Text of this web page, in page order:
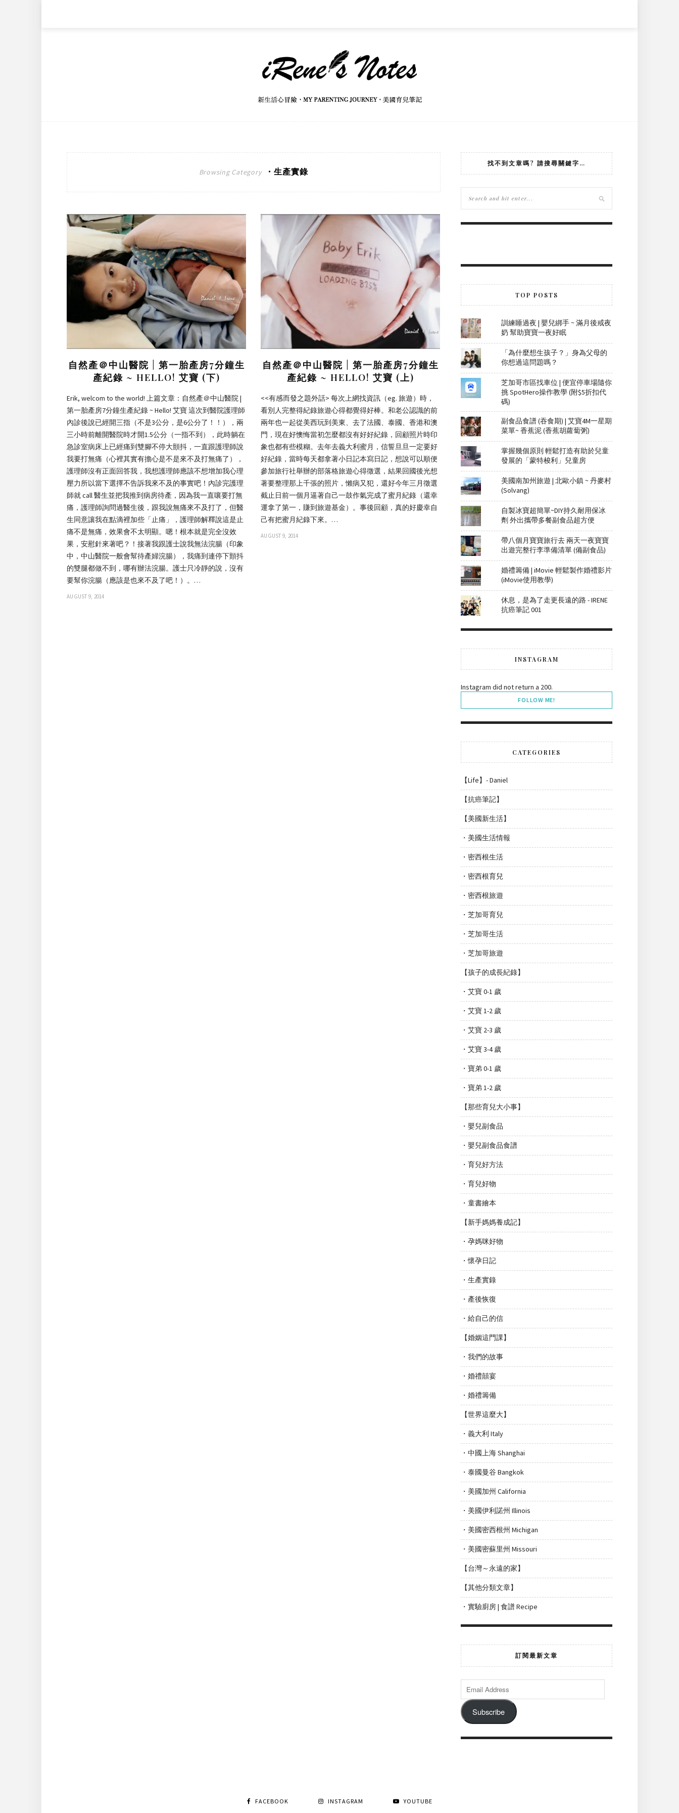
Browsing Category ・生產實錄
自然產＠中山醫院 | 第一胎產房7分鐘生
產紀錄 ~ HELLO! 艾寶 (下)
Erik, welcom to the world! 上篇文章：自然產＠中山醫院 |
第一胎產房7分鐘生產紀錄 ~ Hello! 艾寶 這次到醫院護理師
內診後說已經開三指（不是3公分，是6公分了！！），兩
三小時前離開醫院時才開1.5公分（一指不到），此時躺在
急診室病床上已經痛到雙腳不停大顫抖，一直跟護理師說
我要打無痛（心裡其實有擔心是不是來不及打無痛了），
護理師沒有正面回答我，我想護理師應該不想增加我心理
壓力所以當下選擇不告訴我來不及的事實吧！內診完護理
師就 call 醫生並把我推到病房待產，因為我一直嚷要打無
痛，護理師詢問過醫生後，跟我說無痛來不及打了，但醫
生同意讓我在點滴裡加些「止痛」，護理師解釋說這是止
痛不是無痛，效果會不太明顯。嗯！根本就是完全沒效
果，安慰針來著吧？！接著我跟護士說我無法浣腸（印象
中，中山醫院一般會幫待產婦浣腸），我痛到連停下顫抖
的雙腿都做不到，哪有辦法浣腸。護士只冷靜的說，沒有
要幫你浣腸（應該是也來不及了吧！）。…
AUGUST 9, 2014
自然產＠中山醫院 | 第一胎產房7分鐘生
產紀錄 ~ HELLO! 艾寶 (上)
<<有感而發之題外話> 每次上網找資訊（eg. 旅遊）時，
看別人完整得紀錄旅遊心得都覺得好棒。和老公認識的前
兩年也一起從美西玩到美東、去了法國、泰國、香港和澳
門，現在好懊悔當初怎麼都沒有好好紀錄，回顧照片時印
象也都有些模糊。去年去義大利蜜月，信誓旦旦一定要好
好紀錄，當時每天都拿著小日記本寫日記，想說可以順便
參加旅行社舉辦的部落格旅遊心得徵選，結果回國後光想
著要整理那上千張的照片，懶病又犯，還好今年三月徵選
截止日前一個月逼著自己一鼓作氣完成了蜜月紀錄（還幸
運拿了第一，賺到旅遊基金）。事後回顧，真的好慶幸自
己有把蜜月紀錄下來。…
AUGUST 9, 2014
找不到文章嗎? 請搜尋關鍵字…
TOP POSTS
訓練睡過夜 | 嬰兒綁手 ~ 滿月後戒夜
奶 幫助寶寶一夜好眠
「為什麼想生孩子？」身為父母的
你想過這問題嗎？
芝加哥市區找車位 | 便宜停車場隨你
挑 SpotHero操作教學 (附$5折扣代
碼)
副食品食譜 (吞食期) | 艾寶4M一星期
菜單~ 香蕉泥 (香蕉胡蘿蔔粥)
掌握幾個原則 輕鬆打造有助於兒童
發展的「蒙特梭利」兒童房
美國南加州旅遊 | 北歐小鎮 ~ 丹麥村
(Solvang)
自製冰寶超簡單~DIY持久耐用保冰
劑 外出攜帶多餐副食品超方便
帶八個月寶寶旅行去 兩天一夜寶寶
出遊完整行李準備清單 (備副食品)
婚禮籌備 | iMovie 輕鬆製作婚禮影片
(iMovie使用教學)
休息，是為了走更長遠的路 - IRENE
抗癌筆記 001
INSTAGRAM
Instagram did not return a 200.
FOLLOW ME!
CATEGORIES
【Life】- Daniel
【抗癌筆記】
【美國新生活】
・美國生活情報
・密西根生活
・密西根育兒
・密西根旅遊
・芝加哥育兒
・芝加哥生活
・芝加哥旅遊
【孩子的成長紀錄】
・艾寶 0-1 歲
・艾寶 1-2 歲
・艾寶 2-3 歲
・艾寶 3-4 歲
・寶弟 0-1 歲
・寶弟 1-2 歲
【那些育兒大小事】
・嬰兒副食品
・嬰兒副食品食譜
・育兒好方法
・育兒好物
・童書繪本
【新手媽媽養成記】
・孕媽咪好物
・懷孕日記
・生產實錄
・產後恢復
・給自己的信
【婚姻這門課】
・我們的故事
・婚禮囍宴
・婚禮籌備
【世界這麼大】
・義大利 Italy
・中國上海 Shanghai
・泰國曼谷 Bangkok
・美國加州 California
・美國伊利諾州 Illinois
・美國密西根州 Michigan
・美國密蘇里州 Missouri
【台灣～永遠的家】
【其他分類文章】
・實驗廚房 | 食譜 Recipe
訂閱最新文章
Subscribe
FACEBOOK INSTAGRAM YOUTUBE